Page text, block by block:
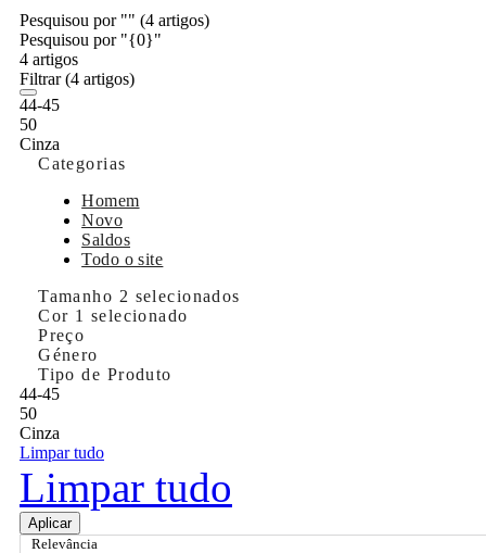
Pesquisou por "" (4 artigos)
Pesquisou por "{0}"
4 artigos
Filtrar(4 artigos)
44-45
50
Cinza
Categorias
Homem
Novo
Saldos
Todo o site
Tamanho 2 selecionados
Cor 1 selecionado
Preço
Género
Tipo de Produto
44-45
50
Cinza
Limpar tudo
Limpar tudo
Aplicar
Relevância